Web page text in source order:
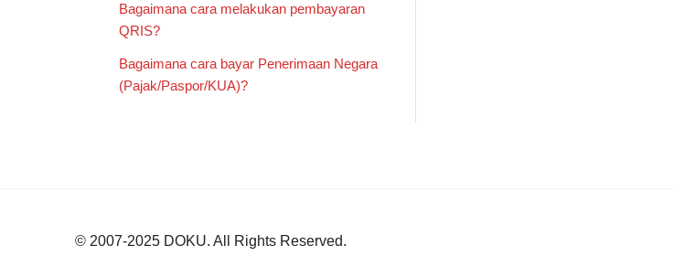
Bagaimana cara melakukan pembayaran
QRIS?
Bagaimana cara bayar Penerimaan Negara
(Pajak/Paspor/KUA)?
© 2007-2025 DOKU. All Rights Reserved.